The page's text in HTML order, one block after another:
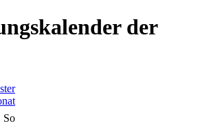
der
So